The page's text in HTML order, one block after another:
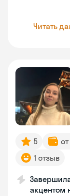
Читать
5
1 отзыв
акцентом